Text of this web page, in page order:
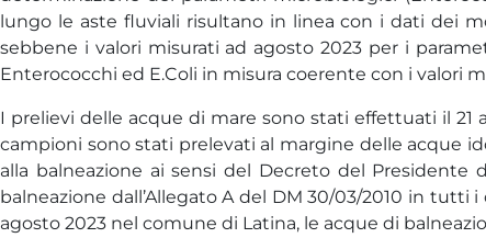
lungo le aste fluviali risultano in linea con i dati dei
sebbene i valori misurati ad agosto 2023 per i
Enterococchi ed E.Coli in misura coerente con i valori
I prelievi delle acque di mare sono stati effettuati il
campioni sono stati prelevati al margine delle acque
alla balneazione ai sensi del Decreto del
balneazione dall’Allegato A del DM 30/03/2010 in
agosto 2023 nel comune di Latina, le acque di